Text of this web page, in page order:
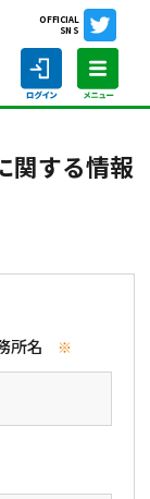
OFFICIAL
SNS
する情報入力フォーム
関する情報
所名
※